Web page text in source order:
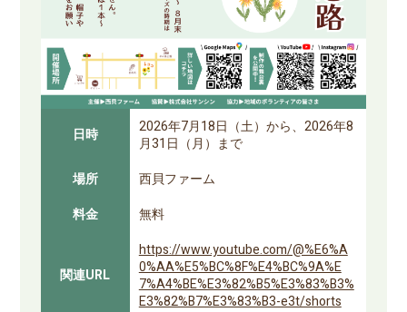
日時
2026年7月18日（土）から、2026年8
月31日（月）まで
場所
西貝ファーム
料金
無料
関連URL
https://www.youtube.com/@%E6%A
0%AA%E5%BC%8F%E4%BC%9A%E
7%A4%BE%E3%82%B5%E3%83%B3%
E3%82%B7%E3%83%B3-e3t/shorts